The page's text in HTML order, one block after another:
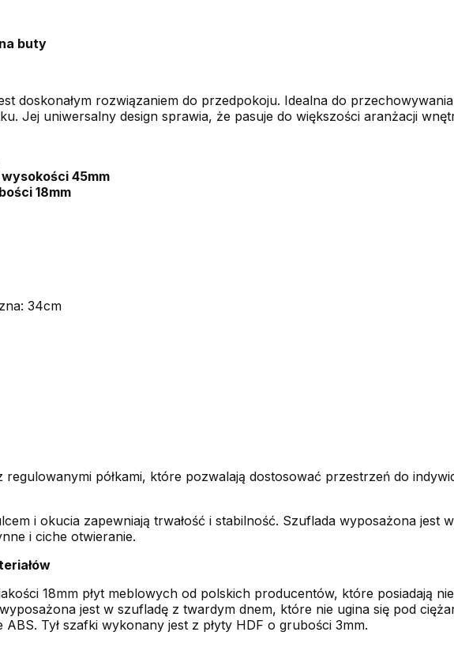
buty
doskonałym rozwiązaniem do przedpokoju. Idealna do
Jej uniwersalny design sprawia, że pasuje do większości aranżacji
45mm
18mm
34cm
półkami, które pozwalają dostosować przestrzeń do
i okucia zapewniają trwałość i stabilność. Szuflada wyposażona jest
i ciche otwieranie.
18mm płyt meblowych od polskich producentów, które posiadają
jest w szufladę z twardym dnem, które nie ugina się pod
Tył szafki wykonany jest z płyty HDF o grubości 3mm.